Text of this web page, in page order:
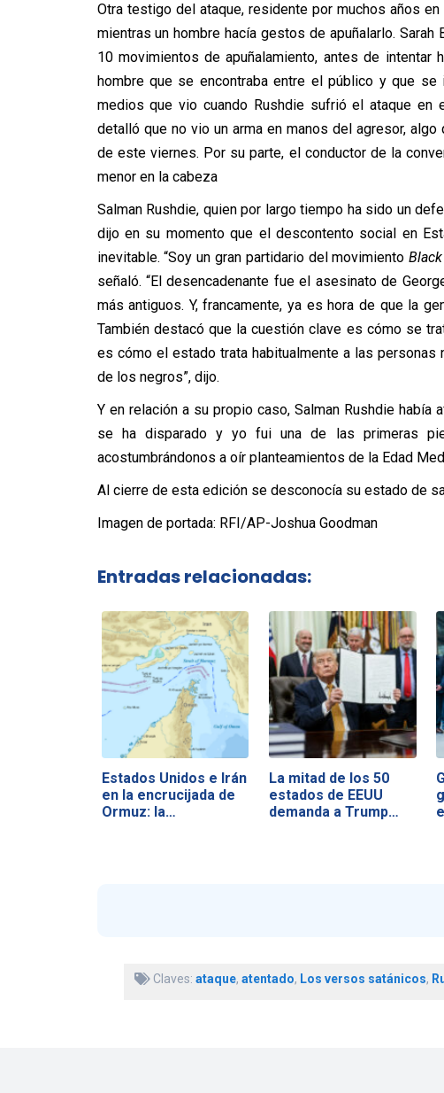
Otra testigo del ataque, residente por muchos años
mientras un hombre hacía gestos de apuñalarlo.
10 movimientos de apuñalamiento, antes de intentar
hombre que se encontraba entre el público y que
medios que vio cuando Rushdie sufrió el ataque en
detalló que no vio un arma en manos del agresor,
de este viernes. Por su parte, el conductor de la
menor en la cabeza
Salman Rushdie, quien por largo tiempo ha sido un
dijo en su momento que el descontento social en
inevitable. “Soy un gran partidario del movimiento
señaló. “El desencadenante fue el asesinato de
más antiguos. Y, francamente, ya es hora de que la
También destacó que la cuestión clave es cómo se
es cómo el estado trata habitualmente a las
de los negros”, dijo.
Y en relación a su propio caso, Salman Rushdie había
se ha disparado y yo fui una de las primeras
acostumbrándonos a oír planteamientos de la Edad
Al cierre de esta edición se desconocía su estado de
Imagen de portada: RFI/AP-Joshua Goodman
Entradas relacionadas:
Estados Unidos e Irán
en la encrucijada de
Ormuz: la…
La mitad de los 50
estados de EEUU
demanda a Trump…
Claves: ataque, atentado, Los versos satánicos,